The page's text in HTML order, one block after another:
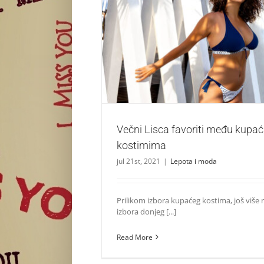
Večni Lisca favoriti među kupaćim
Lepota i moda
Večni Lisca favoriti među
kostimima
jul 21st, 2021 | Lepota i moda
Prilikom izbora kupaćeg kostima, još više
izbora donjeg [...]
Read More